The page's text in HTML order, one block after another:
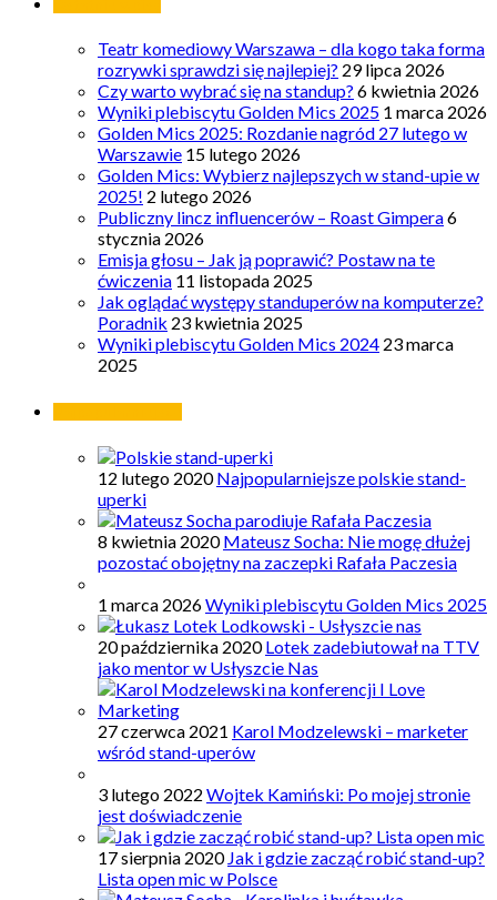
Teatr komediowy Warszawa – dla kogo taka forma
rozrywki sprawdzi się najlepiej? 29 lipca 2026
Czy warto wybrać się na standup? 6 kwietnia 2026
Wyniki plebiscytu Golden Mics 2025 1 marca 2026
Golden Mics 2025: Rozdanie nagród 27 lutego w
Warszawie 15 lutego 2026
Golden Mics: Wybierz najlepszych w stand-upie w
2025! 2 lutego 2026
Publiczny lincz influencerów – Roast Gimpera6
stycznia 2026
Emisja głosu – Jak ją poprawić? Postaw na te
ćwiczenia 11 listopada 2025
Jak oglądać występy standuperów na komputerze?
Poradnik 23 kwietnia 2025
Wyniki plebiscytu Golden Mics 2024 23 marca
2025
12 lutego 2020 Najpopularniejsze polskie stand-
uperki
8 kwietnia 2020 Mateusz Socha: Nie mogę dłużej
pozostać obojętny na zaczepki Rafała Paczesia
1 marca 2026Wyniki plebiscytu Golden Mics 2025
20 października 2020 Lotek zadebiutował na TTV
jako mentor w Usłyszcie Nas
27 czerwca 2021 Karol Modzelewski – marketer
wśród stand-uperów
3 lutego 2022 Wojtek Kamiński: Po mojej stronie
jest doświadczenie
17 sierpnia 2020 Jak i gdzie zacząć robić stand-up?
Lista open mic w Polsce